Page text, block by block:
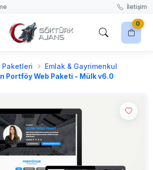
İletişim
0
Sepetiniz boş
sitesi tasarımı seçerek başlayın!
Paketleri
Emlak & Gayrimenkul
Portföy Web Paketi - Mülk v6.0